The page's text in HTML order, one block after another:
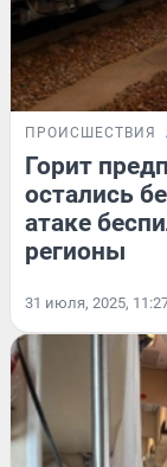
ПРОИСШЕСТВИЯ
Горит
остались
атаке
регионы
31 июля, 2025,